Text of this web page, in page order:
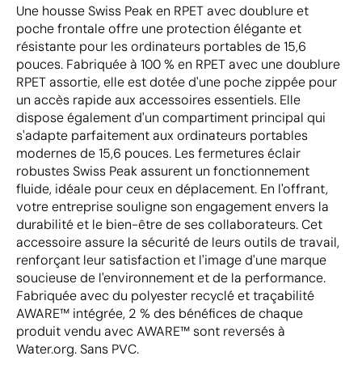
Une housse Swiss Peak en RPET avec doublure et
poche frontale offre une protection élégante et
résistante pour les ordinateurs portables de 15,6
pouces. Fabriquée à 100 % en RPET avec une doublure
RPET assortie, elle est dotée d'une poche zippée pour
un accès rapide aux accessoires essentiels. Elle
dispose également d'un compartiment principal qui
s'adapte parfaitement aux ordinateurs portables
modernes de 15,6 pouces. Les fermetures éclair
robustes Swiss Peak assurent un fonctionnement
fluide, idéale pour ceux en déplacement. En l'offrant,
votre entreprise souligne son engagement envers la
durabilité et le bien-être de ses collaborateurs. Cet
accessoire assure la sécurité de leurs outils de travail,
renforçant leur satisfaction et l'image d'une marque
soucieuse de l'environnement et de la performance.
Fabriquée avec du polyester recyclé et traçabilité
AWARE™ intégrée, 2 % des bénéfices de chaque
produit vendu avec AWARE™ sont reversés à
Water.org. Sans PVC.